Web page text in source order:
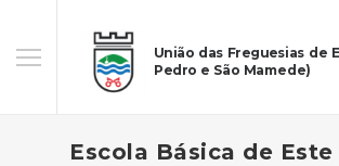
União das Freguesias de
Pedro e São Mamede)
Escola Básica de Este